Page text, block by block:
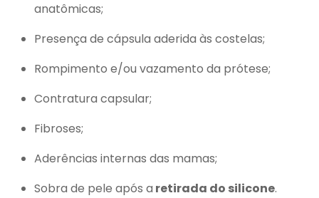
anatômicas;
Presença de cápsula aderida às costelas;
Rompimento e/ou vazamento da prótese;
Contratura capsular;
Fibroses;
Aderências internas das mamas;
Sobra de pele após a retirada do silicone.